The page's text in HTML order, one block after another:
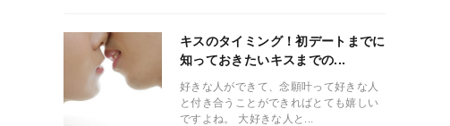
キスのタイミング！初デートまでに
知っておきたいキスまでの...
好きな人ができて、念願叶って好きな人
と付き合うことができればとても嬉しい
ですよね。 大好きな人と...